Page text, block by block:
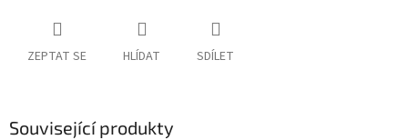
ZEPTAT SE HLÍDAT SDÍLET
Související produkty